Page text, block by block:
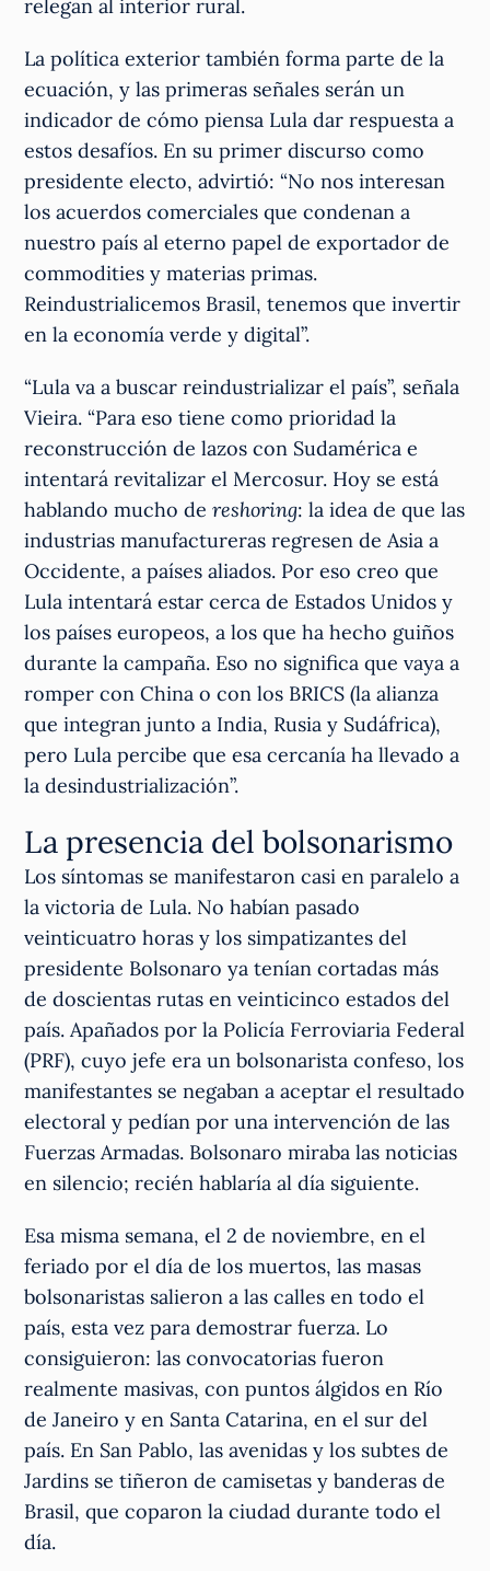
relegan al interior rural.
La política exterior también forma parte de la
ecuación, y las primeras señales serán un
indicador de cómo piensa Lula dar respuesta a
estos desafíos. En su primer discurso como
presidente electo, advirtió: “No nos interesan
los acuerdos comerciales que condenan a
nuestro país al eterno papel de exportador de
commodities y materias primas.
Reindustrialicemos Brasil, tenemos que invertir
en la economía verde y digital”.
“Lula va a buscar reindustrializar el país”, señala
Vieira. “Para eso tiene como prioridad la
reconstrucción de lazos con Sudamérica e
intentará revitalizar el Mercosur. Hoy se está
hablando mucho dereshoring: la idea de que las
industrias manufactureras regresen de Asia a
Occidente, a países aliados. Por eso creo que
Lula intentará estar cerca de Estados Unidos y
los países europeos, a los que ha hecho guiños
durante la campaña. Eso no significa que vaya a
romper con China o con los BRICS (la alianza
que integran junto a India, Rusia y Sudáfrica),
pero Lula percibe que esa cercanía ha llevado a
la desindustrialización”.
La presencia del bolsonarismo
Los síntomas se manifestaron casi en paralelo a
la victoria de Lula. No habían pasado
veinticuatro horas y los simpatizantes del
presidente Bolsonaro ya tenían cortadas más
de doscientas rutas en veinticinco estados del
país. Apañados por la Policía Ferroviaria Federal
(PRF), cuyo jefe era un bolsonarista confeso, los
manifestantes se negaban a aceptar el resultado
electoral y pedían por una intervención de las
Fuerzas Armadas. Bolsonaro miraba las noticias
en silencio; recién hablaría al día siguiente.
Esa misma semana, el 2 de noviembre, en el
feriado por el día de los muertos, las masas
bolsonaristas salieron a las calles en todo el
país, esta vez para demostrar fuerza. Lo
consiguieron: las convocatorias fueron
realmente masivas, con puntos álgidos en Río
de Janeiro y en Santa Catarina, en el sur del
país. En San Pablo, las avenidas y los subtes de
Jardins se tiñeron de camisetas y banderas de
Brasil, que coparon la ciudad durante todo el
día.